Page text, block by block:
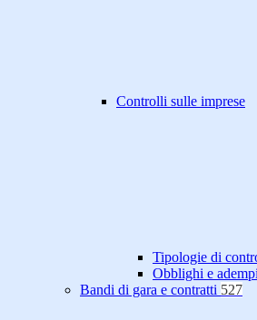
Controlli sulle imprese
Tipologie di
Obblighi e
Bandi di gara e contratti 527